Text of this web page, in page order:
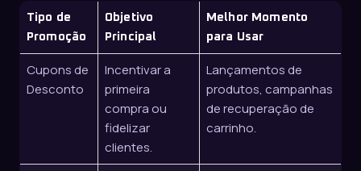
Tipo de
Promoção
Objetivo
Principal
Melhor Momento
para Usar
Cupons de
Desconto
Incentivar a
primeira
compra ou
fidelizar
clientes.
Lançamentos de
produtos, campanhas
de recuperação de
carrinho.